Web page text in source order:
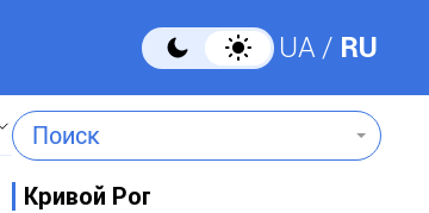
UA RU
Поиск
Кривой Рог